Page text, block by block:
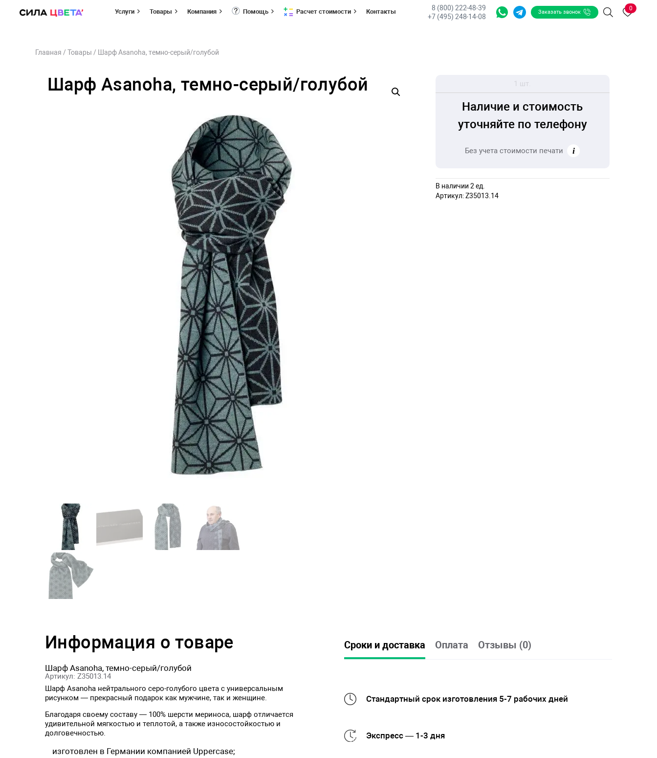
Услуги Товары Компания Помощь Расчет стоимости Контакты
8 (800) 222-48-39
+7 (495) 248-14-08
Заказать звонок
Поиск
0
Главная / Товары / Шарф Asanoha, темно-серый/голубой
Шарф Asanoha, темно-серый/голубой 1 шт.
Наличие и стоимость
уточняйте по телефону
Без учета стоимости печати
В наличии 2 ед.
Артикул:Z35013.14
Информация о товаре
Шарф Asanoha, темно-серый/голубой
Артикул: Z35013.14
Шарф Asanoha нейтрального серо-голубого цвета с универсальным
рисунком — прекрасный подарок как мужчине, так и женщине.
Благодаря своему составу — 100% шерсти мериноса, шарф отличается
удивительной мягкостью и теплотой, а также износостойкостью и
долговечностью.
изготовлен в Германии компанией Uppercase;
Сроки и доставка Оплата Отзывы (0)
Стандартный срок изготовления 5-7 рабочих дней
Экспресс — 1-3 дня